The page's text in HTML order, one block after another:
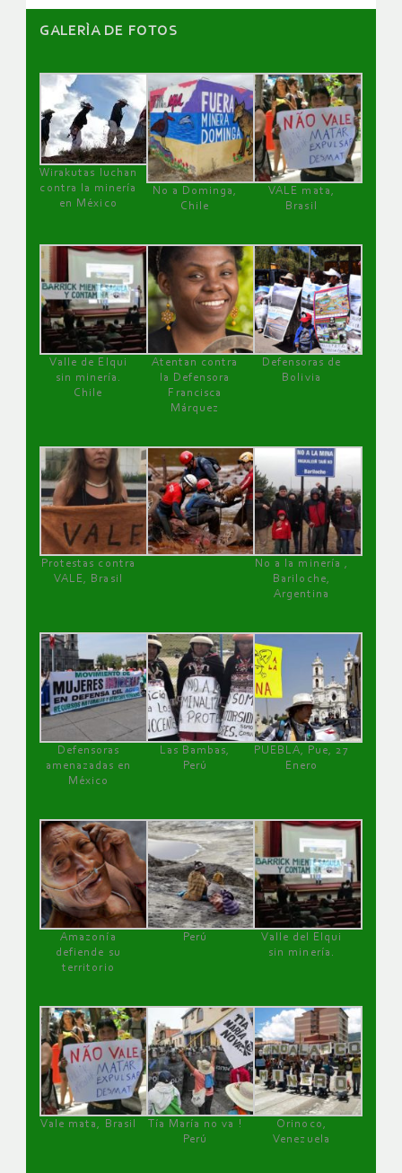
GALERÌA DE FOTOS
Wirakutas luchan
contra la minería
en México
No a Dominga,
Chile
VALE mata,
Brasil
Valle de Elqui
sin minería.
Chile
Atentan contra
la Defensora
Francisca
Márquez
Defensoras de
Bolivia
Protestas contra
VALE, Brasil
No a la minería ,
Bariloche,
Argentina
Defensoras
amenazadas en
México
Las Bambas,
Perú
PUEBLA, Pue, 27
Enero
Amazonía
defiende su
territorio
Perú
Valle del Elqui
sin minería.
Vale mata, Brasil
Tía María no va !
Perú
Orinoco,
Venezuela